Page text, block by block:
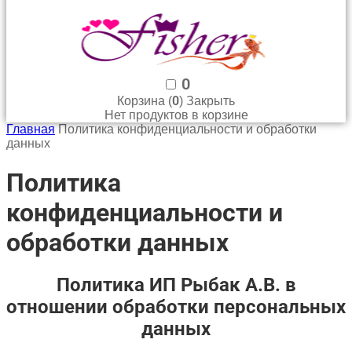
0
Корзина (0) Закрыть
Нет продуктов в корзине
Главная Политика конфиденциальности и обработки
данных
Политика
конфиденциальности и
обработки данных
Политика ИП Рыбак А.В. в
отношении обработки персональных
данных